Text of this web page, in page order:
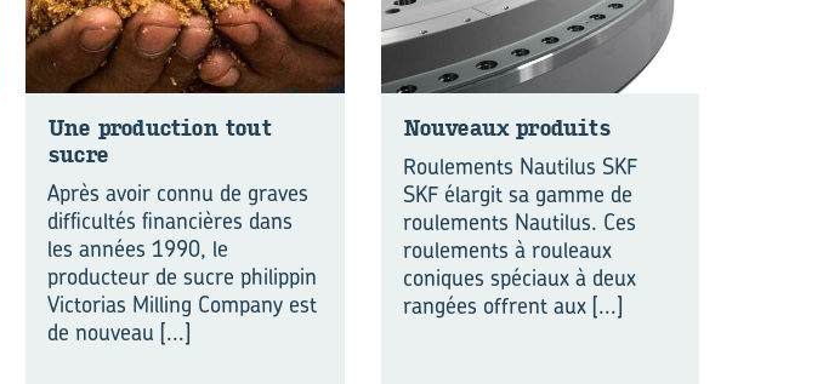
Une pro­duc­tion tout
sucre
Après avoir connu de graves
difficultés financières dans
les années 1990, le
producteur de sucre philippin
Victorias Milling Company est
de nouveau [...]
Nou­veaux pro­duits
Roulements Nautilus SKF
SKF élargit sa gamme de
roulements Nautilus. Ces
roulements à rouleaux
coniques spéciaux à deux
rangées offrent aux [...]